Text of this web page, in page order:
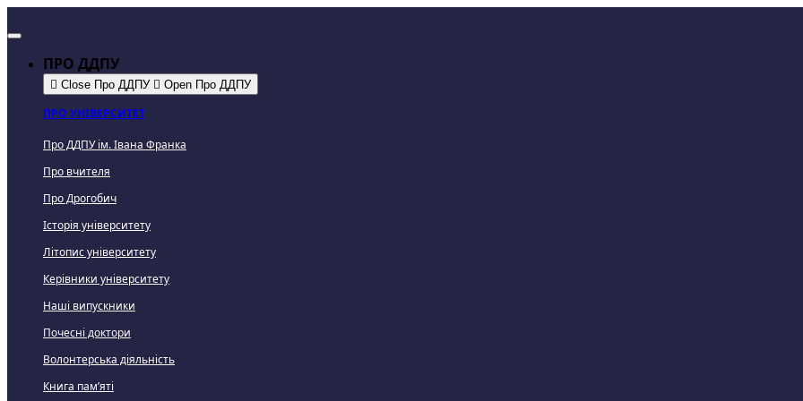
ПРО ДДПУ
Close Про ДДПУ Open Про ДДПУ
ПРО УНІВЕРСИТЕТ
Про ДДПУ ім. Івана Франка
Про вчителя
Про Дрогобич
Історія університету
Літопис університету
Керівники університету
Наші випускники
Почесні доктори
Волонтерська діяльність
Книга пам’яті